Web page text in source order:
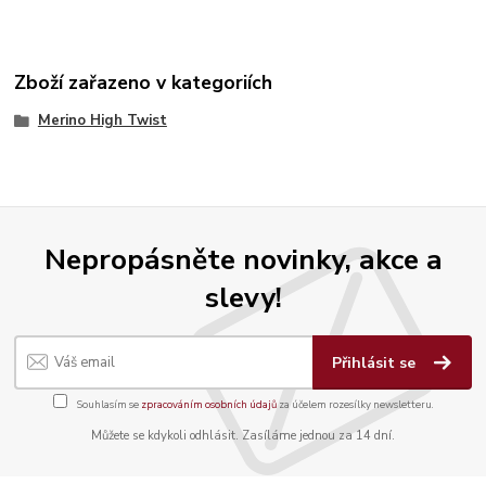
Zboží zařazeno v kategoriích
Merino High Twist
Nepropásněte novinky, akce a
slevy!
Přihlásit se
Souhlasím se zpracováním osobních údajůza účelem rozesílky newsletteru.
Můžete se kdykoli odhlásit. Zasíláme jednou za 14 dní.